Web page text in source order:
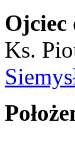
Ojciec
Ks.